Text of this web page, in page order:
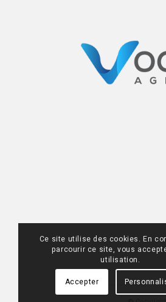
Ce site utilise des cookies. En
parcourir ce site, vous
utilisation.
Accepter